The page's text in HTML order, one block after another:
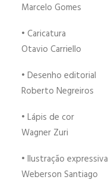
Marcelo Gomes
• Caricatura
Otavio Carriello
• Desenho editorial
Roberto Negreiros
• Lápis de cor
Wagner Zuri
• Ilustração expressiva
Weberson Santiago